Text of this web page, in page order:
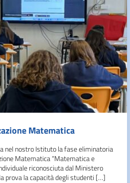
Matematica
nel nostro Istituto la fase eliminatoria
Matematica “Matematica e
riconosciuta dal Ministero
prova la capacità degli studenti […]